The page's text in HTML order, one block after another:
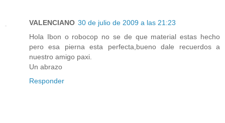
VALENCIANO 30 de julio de 2009 a las 21:23
Hola Ibon o robocop no se de que material estas hecho
pero esa pierna esta perfecta,bueno dale recuerdos a
nuestro amigo paxi.
Un abrazo
Responder